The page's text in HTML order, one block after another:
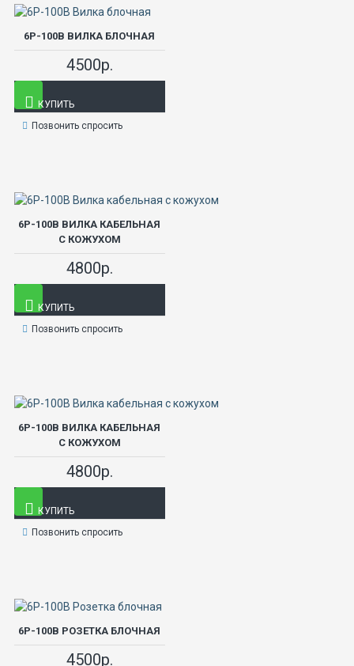
6Р-100В ВИЛКА БЛОЧНАЯ
4500р.
КУПИТЬ
Позвонить спросить
6Р-100В ВИЛКА КАБЕЛЬНАЯ
С КОЖУХОМ
4800р.
КУПИТЬ
Позвонить спросить
6Р-100В ВИЛКА КАБЕЛЬНАЯ
С КОЖУХОМ
4800р.
КУПИТЬ
Позвонить спросить
6Р-100В РОЗЕТКА БЛОЧНАЯ
4500р.